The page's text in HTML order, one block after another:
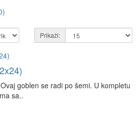
Prikaži:
goblen se radi po šemi. U kompletu
sa..